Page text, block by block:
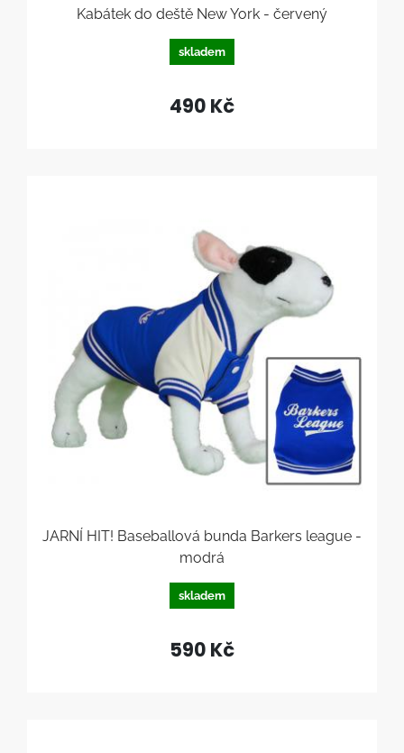
Kabátek do deště New York - červený
skladem
490 Kč
JARNÍ HIT! Baseballová bunda Barkers league -
modrá
skladem
590 Kč